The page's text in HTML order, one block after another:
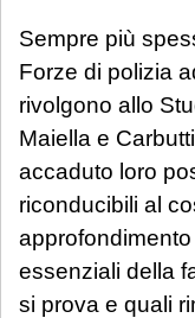
Sempre più
Forze di polizia
rivolgono allo
Maiella e
accaduto loro
riconducibili al
essenziali della
si prova e quali